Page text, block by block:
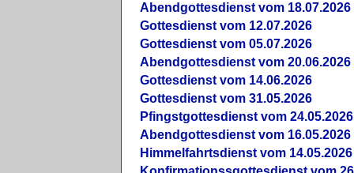
Abendgottesdienst vom 18.07.2026
Gottesdienst vom 12.07.2026
Gottesdienst vom 05.07.2026
Abendgottesdienst vom 20.06.2026
Gottesdienst vom 14.06.2026
Gottesdienst vom 31.05.2026
Pfingstgottesdienst vom 24.05.2026
Abendgottesdienst vom 16.05.2026
Himmelfahrtsdienst vom 14.05.2026